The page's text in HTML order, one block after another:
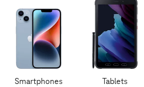
Smartphones Tablets